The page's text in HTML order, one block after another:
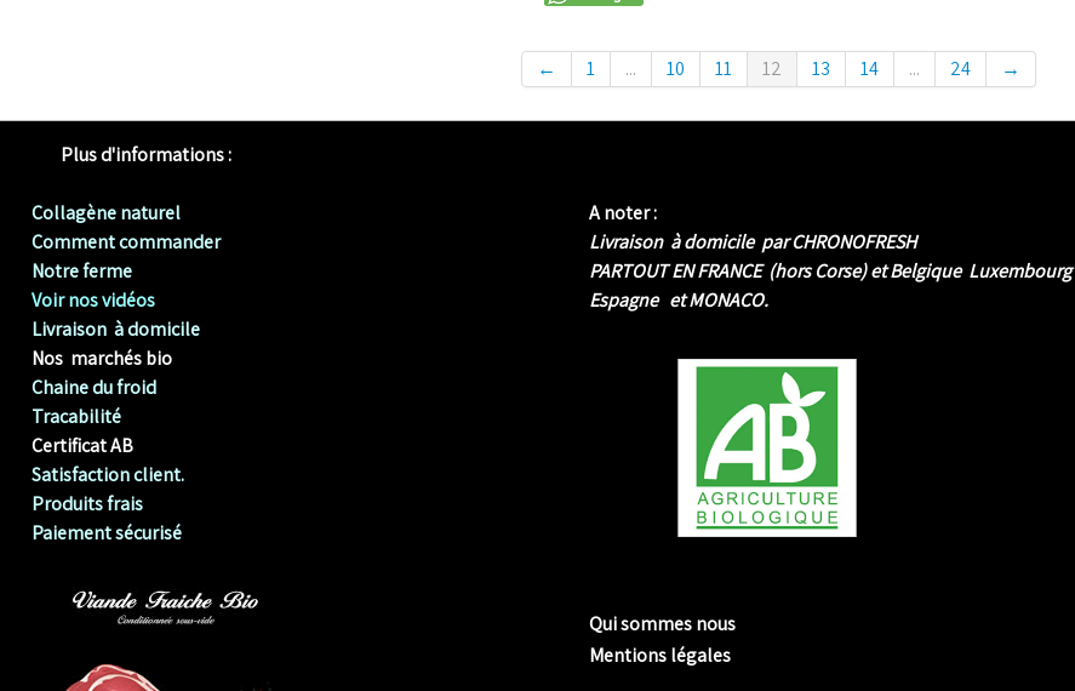
← 1 ... 10 11 12 13 14 ... 24 →
Plus d'informations :
Collagène naturel
Comment commander
Notre ferme
Voir nos vidéos
Livraison à domicile
Nos marchés bio
Chaine du froid
Tracabilité
Certificat AB
Satisfaction client.
Produits frais
Paiement sécurisé
A noter :
Livraison à domicile par CHRONOFRESH
PARTOUT EN FRANCE (hors Corse) et Belgique Luxembourg
Espagne et MONACO.
Qui sommes nous
Mentions légales